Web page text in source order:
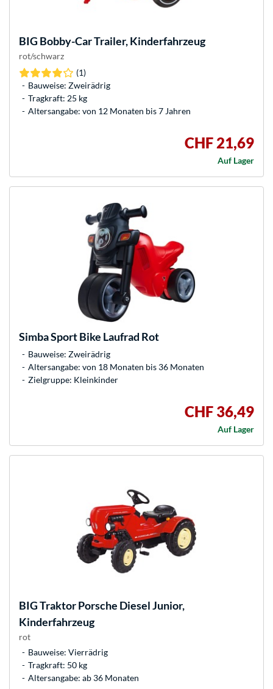
BIG Bobby-Car Trailer, Kinderfahrzeug
rot/schwarz
(1)
Bauweise: Zweirädrig
Tragkraft: 25 kg
Altersangabe: von 12 Monaten bis 7 Jahren
CHF 21,69
Auf Lager
SimbaSport Bike Laufrad Rot
Bauweise: Zweirädrig
Altersangabe: von 18 Monaten bis 36 Monaten
Zielgruppe: Kleinkinder
CHF 36,49
Auf Lager
BIGTraktor Porsche Diesel Junior,
Kinderfahrzeug
rot
Bauweise: Vierrädrig
Tragkraft: 50 kg
Altersangabe: ab 36 Monaten